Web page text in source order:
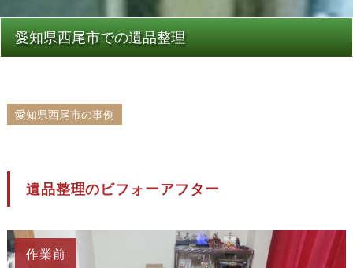
愛知県西尾市での遺品整理
愛知県西尾市の事例
遺品整理のビフォーアフター
作業前